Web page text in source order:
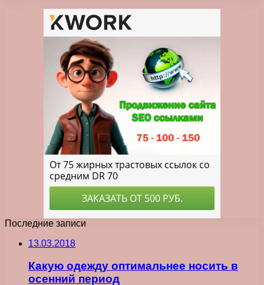
Последние записи
13.03.2018
Какую одежду оптимальнее носить в
осенний период